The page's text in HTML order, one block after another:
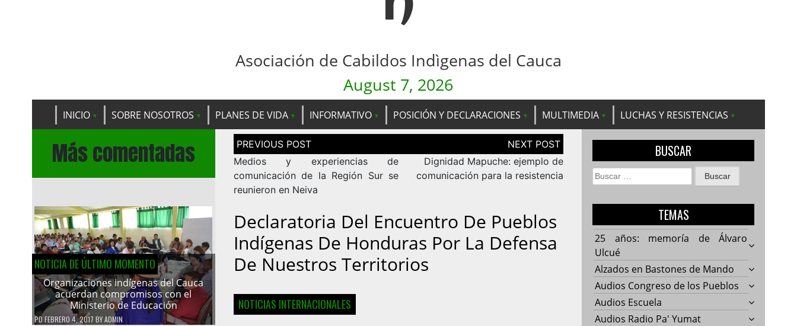
Asociación de Cabildos Indìgenas del Cauca
August 7, 2026
INICIO SOBRE NOSOTROS PLANES DE VIDA INFORMATIVO POSICIÓN Y DECLARACIONES MULTIMEDIA LUCHAS Y RESISTENCIAS
Más comentadas
NOTICIA DE ÚLTIMO MOMENTO
Organizaciones indígenas del Cauca
acuerdan compromisos con el
Ministerio de Educación
PD FEBRERO 4, 2017 BYADMIN
Navegación
de
entradas
Medios y experiencias de
comunicación de la Región Sur se
reunieron en Neiva
Dignidad Mapuche: ejemplo de
comunicación para la resistencia
Declaratoria Del Encuentro De Pueblos
Indígenas De Honduras Por La Defensa
De Nuestros Territorios
NOTICIAS INTERNACIONALES
BUSCAR
Buscar:
TEMAS
25 años: memoría de Álvaro
Ulcué
Alzados en Bastones de Mando
Audios Congreso de los Pueblos
Audios Escuela
Audios Radio Pa' Yumat